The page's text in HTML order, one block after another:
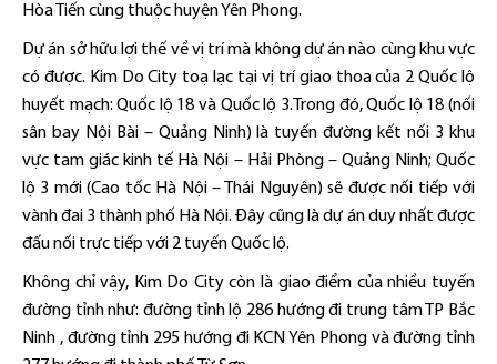
Hòa Tiến cùng thuộc huyện Yên Phong.
Dự án sở hữu lợi thế về vị trí mà không dự án nào cùng khu vực
có được. Kim Do City toạ lạc tại vị trí giao thoa của 2 Quốc lộ
huyết mạch: Quốc lộ 18 và Quốc lộ 3.Trong đó, Quốc lộ 18 (nối
sân bay Nội Bài – Quảng Ninh) là tuyến đường kết nối 3 khu
vực tam giác kinh tế Hà Nội – Hải Phòng – Quảng Ninh; Quốc
lộ 3 mới (Cao tốc Hà Nội – Thái Nguyên) sẽ được nối tiếp với
vành đai 3 thành phố Hà Nội. Đây cũng là dự án duy nhất được
đấu nối trực tiếp với 2 tuyến Quốc lộ.
Không chỉ vậy, Kim Do City còn là giao điểm của nhiều tuyến
đường tỉnh như: đường tỉnh lộ 286 hướng đi trung tâm TP Bắc
Ninh , đường tỉnh 295 hướng đi KCN Yên Phong và đường tỉnh